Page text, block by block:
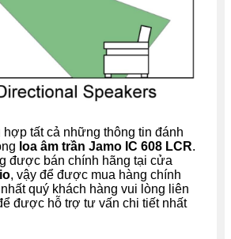
hợp tất cả những thông tin đánh
loa âm trần Jamo IC 608 LCR.
được bán chính hãng tại cửa
, vậy để được mua hàng chính
quý khách hàng vui lòng liên
được hỗ trợ tư vấn chi tiết nhất